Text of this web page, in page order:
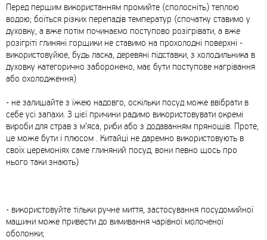
Перед першим використанням промийте (сполосніть) теплою
водою; боїться різких перепадів температур (спочатку ставимо у
духовку, а вже потім починаємо поступово розігрівати, а вже
розігріті глиняні горщики не ставимо на прохолодні поверхні -
використовуйюе, будь ласка, деревяні підставки, з холодильника в
духовку категорично заборонено, має бути поступове нагрівання
або охолодження)
- не залишайте з їжею надовго, оскільки посуд може ввібрати в
себе усі запахи. З цієї причини радимо використовувати окремі
вироби для страв з м’яса, риби або з додаванням прянощів. Проте,
це може бути і плюсом . Китайці не даремно використовують в
своїх церемоніях саме глиняний посуд, вони певно щось про
нього таки знають)
- використовуйте тільки ручне миття, застосування посудомийної
машини може привести до вимивання чарівної молоченої
оболонки;